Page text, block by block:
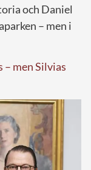
och Daniel
– men i
men Silvias